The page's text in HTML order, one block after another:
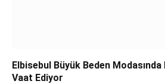
Elbisebul Büyük Beden Modasında
Vaat Ediyor